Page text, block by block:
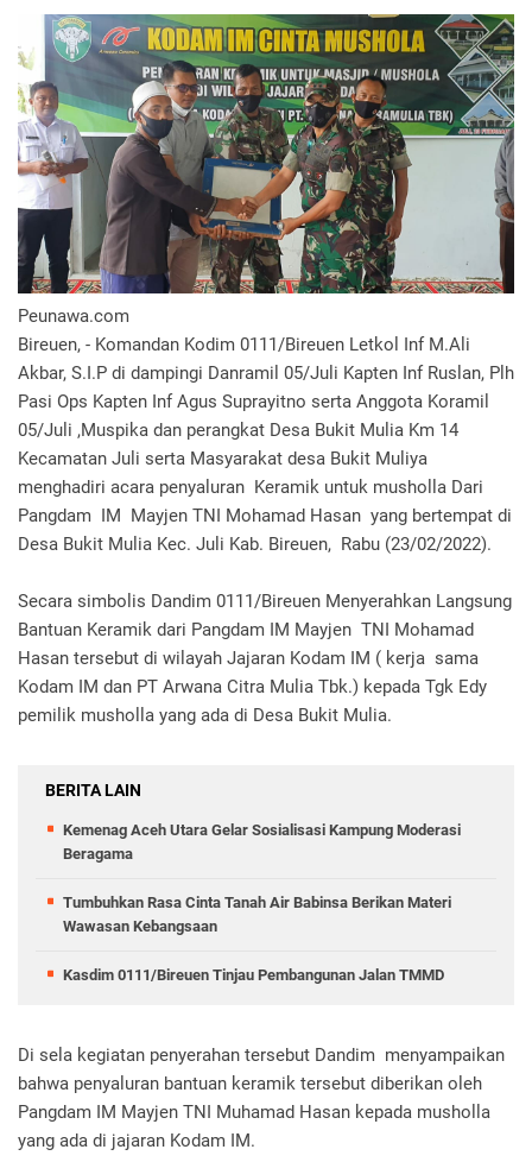
Peunawa.com
Bireuen, - Komandan Kodim 0111/Bireuen Letkol Inf M.Ali
Akbar, S.I.P di dampingi Danramil 05/Juli Kapten Inf Ruslan, Plh
Pasi Ops Kapten Inf Agus Suprayitno serta Anggota Koramil
05/Juli ,Muspika dan perangkat Desa Bukit Mulia Km 14
Kecamatan Juli serta Masyarakat desa Bukit Muliya
menghadiri acara penyaluran Keramik untuk musholla Dari
Pangdam IM Mayjen TNI Mohamad Hasan yang bertempat di
Desa Bukit Mulia Kec. Juli Kab. Bireuen, Rabu (23/02/2022).
Secara simbolis Dandim 0111/Bireuen Menyerahkan Langsung
Bantuan Keramik dari Pangdam IM Mayjen TNI Mohamad
Hasan tersebut di wilayah Jajaran Kodam IM ( kerja sama
Kodam IM dan PT Arwana Citra Mulia Tbk.) kepada Tgk Edy
pemilik musholla yang ada di Desa Bukit Mulia.
BERITA LAIN
Kemenag Aceh Utara Gelar Sosialisasi Kampung Moderasi
Beragama
Tumbuhkan Rasa Cinta Tanah Air Babinsa Berikan Materi
Wawasan Kebangsaan
Kasdim 0111/Bireuen Tinjau Pembangunan Jalan TMMD
Di sela kegiatan penyerahan tersebut Dandim menyampaikan
bahwa penyaluran bantuan keramik tersebut diberikan oleh
Pangdam IM Mayjen TNI Muhamad Hasan kepada musholla
yang ada di jajaran Kodam IM.